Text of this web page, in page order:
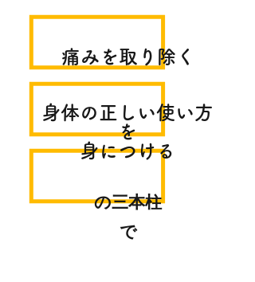
痛みを取り除く
身体の正しい使い方
を
身につける
の三本柱
で